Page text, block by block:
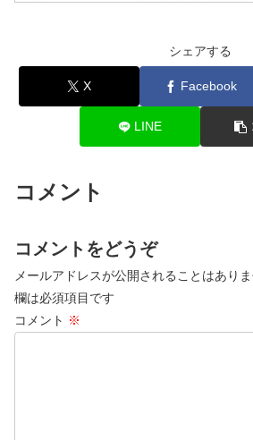
シェアする
X Facebook
LINE
コメント
コメントをどうぞ
メールアドレスが公開されることはありま
欄は必須項目です
コメント ※